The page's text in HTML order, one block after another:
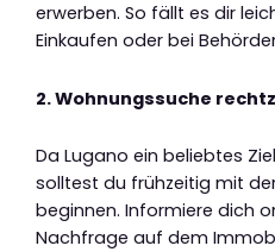
erwerben. So fällt es dir
Einkaufen oder bei
2. Wohnungssuche
Da Lugano ein beliebtes
solltest du frühzeitig mit
beginnen. Informiere dich
Nachfrage auf dem